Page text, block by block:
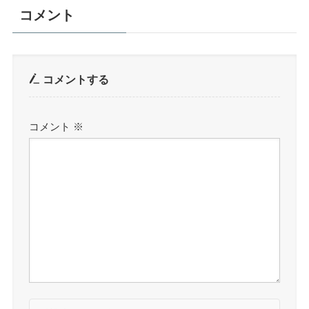
コメント
コメントする
コメント ※